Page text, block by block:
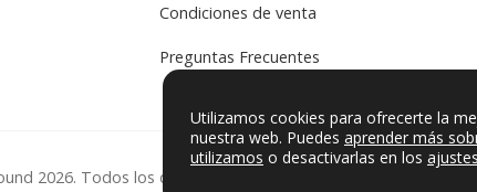
Condiciones de venta
Preguntas Frecuentes
2026. Todos los derechos reservados.
Utilizamos cookies para ofrecerte la
nuestra web. Puedes aprender más
utilizamos o desactivarlas en los ajustes